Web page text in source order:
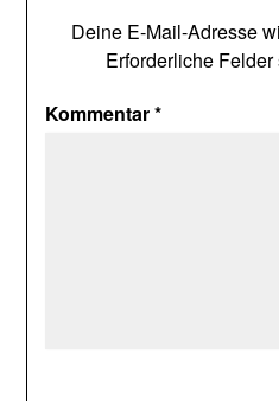
Deine E-Mail-Adresse
Erforderliche Felder
Kommentar*